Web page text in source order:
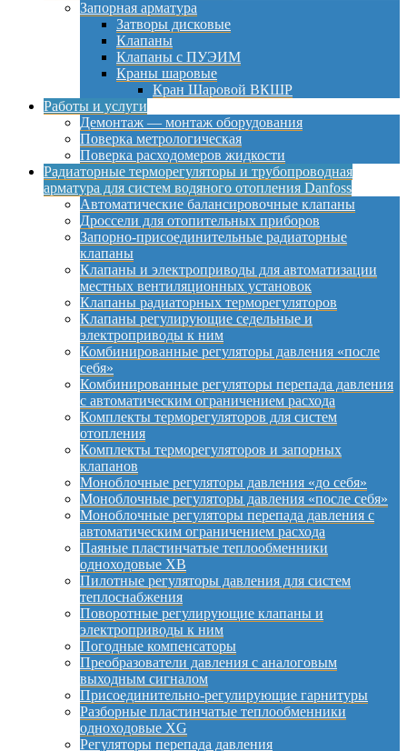
Запорная арматура
Затворы дисковые
Клапаны
Клапаны с ПУЭИМ
Краны шаровые
Кран Шаровой ВКШР
Работы и услуги
Демонтаж — монтаж оборудования
Поверка метрологическая
Поверка расходомеров жидкости
Радиаторные терморегуляторы и трубопроводная
арматура для систем водяного отопления Danfoss
Автоматические балансировочные клапаны
Дроссели для отопительных приборов
Запорно-присоединительные радиаторные
клапаны
Клапаны и электроприводы для автоматизации
местных вентиляционных установок
Клапаны радиаторных терморегуляторов
Клапаны регулирующие седельные и
электроприводы к ним
Комбинированные регуляторы давления «после
себя»
Комбинированные регуляторы перепада давления
с автоматическим ограничением расхода
Комплекты терморегуляторов для систем
отопления
Комплекты терморегуляторов и запорных
клапанов
Моноблочные регуляторы давления «до себя»
Моноблочные регуляторы давления «после себя»
Моноблочные регуляторы перепада давления с
автоматическим ограничением расхода
Паяные пластинчатые теплообменники
одноходовые XB
Пилотные регуляторы давления для систем
теплоснабжения
Поворотные регулирующие клапаны и
электроприводы к ним
Погодные компенсаторы
Преобразователи давления с аналоговым
выходным сигналом
Присоединительно-регулирующие гарнитуры
Разборные пластинчатые теплообменники
одноходовые XG
Регуляторы перепада давления